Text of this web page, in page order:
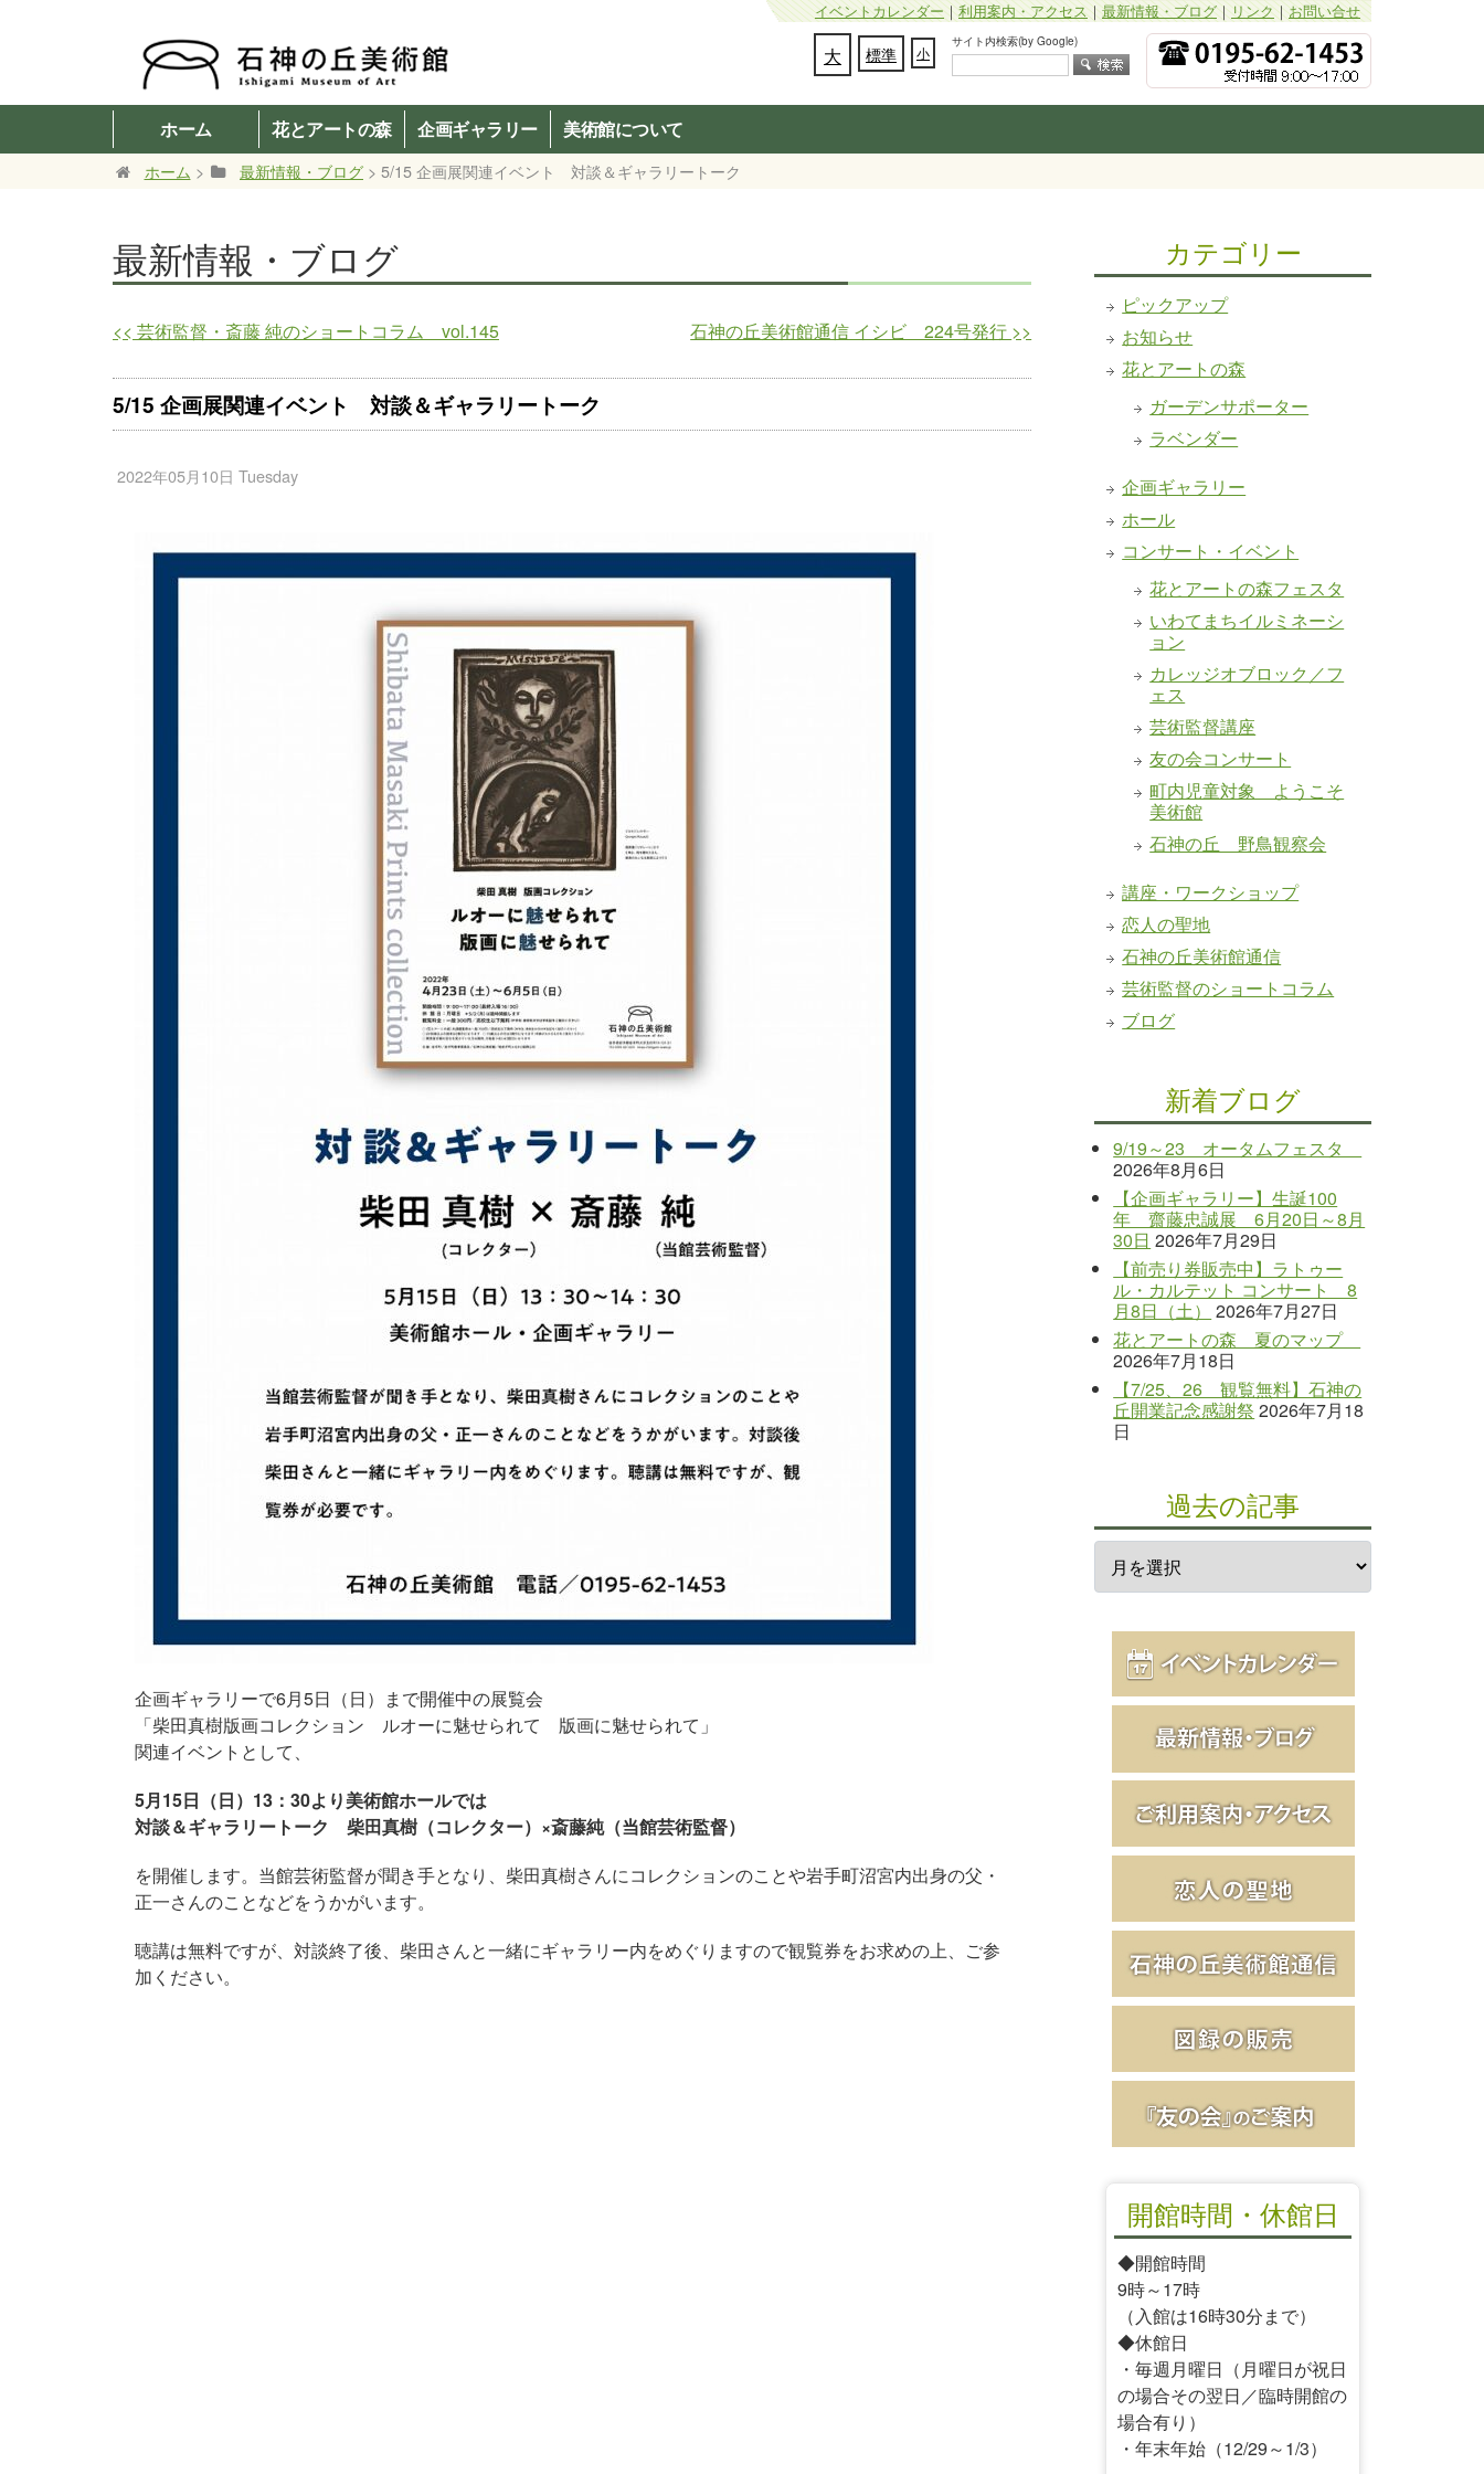
イベントカレンダー｜利用案内・アクセス｜最新情報・ブログ｜リンク｜お問い合せ
サイト内検索(by Google)
大 標準 小
ホーム 花とアートの森 企画ギャラリー 美術館について
ホーム > 最新情報・ブログ > 5/15 企画展関連イベント 対談＆ギャラリートーク
最新情報・ブログ
<< 芸術監督・斎藤 純のショートコラム vol.145 石神の丘美術館通信 イシビ 224号発行 >>
5/15 企画展関連イベント 対談＆ギャラリートーク
2022年05月10日 Tuesday
企画ギャラリーで6月5日（日）まで開催中の展覧会
「柴田真樹版画コレクション ルオーに魅せられて 版画に魅せられて」
関連イベントとして、
5月15日（日）13：30より美術館ホールでは
対談＆ギャラリートーク 柴田真樹（コレクター）×斎藤純（当館芸術監督）
を開催します。当館芸術監督が聞き手となり、柴田真樹さんにコレクションのことや岩手町沼宮内出身の父・
正一さんのことなどをうかがいます。
聴講は無料ですが、対談終了後、柴田さんと一緒にギャラリー内をめぐりますので観覧券をお求めの上、ご参
加ください。
カテゴリー
ピックアップ
お知らせ
花とアートの森
ガーデンサポーター
ラベンダー
企画ギャラリー
ホール
コンサート・イベント
花とアートの森フェスタ
いわてまちイルミネーシ
ョン
カレッジオブロック／フ
ェス
芸術監督講座
友の会コンサート
町内児童対象 ようこそ
美術館
石神の丘 野鳥観察会
講座・ワークショップ
恋人の聖地
石神の丘美術館通信
芸術監督のショートコラム
ブログ
新着ブログ
9/19～23 オータムフェスタ
2026年8月6日
【企画ギャラリー】生誕100
年 齋藤忠誠展 6月20日～8月
30日 2026年7月29日
【前売り券販売中】ラトゥー
ル・カルテット コンサート 8
月8日（土）
2026年7月27日
花とアートの森 夏のマップ
2026年7月18日
【7/25、26 観覧無料】石神の
丘開業記念感謝祭 2026年7月18
日
過去の記事
開館時間・休館日
◆開館時間
9時～17時
（入館は16時30分まで）
◆休館日
・毎週月曜日（月曜日が祝日
の場合その翌日／臨時開館の
場合有り）
・年末年始（12/29～1/3）